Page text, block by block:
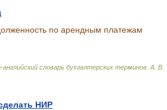
по арендным платежам
словарь бухгалтерских терминов А. В.
НИР